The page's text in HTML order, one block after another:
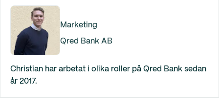
Marketing
Qred Bank AB
Christian har arbetat i olika roller på Qred Bank sedan
år 2017.